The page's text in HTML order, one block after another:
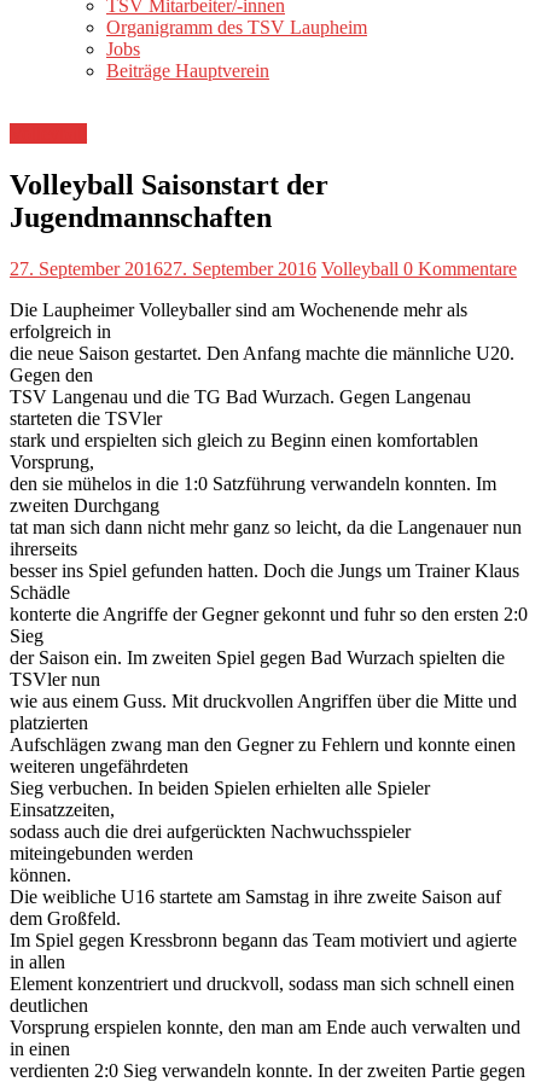
TSV Mitarbeiter/-innen
Organigramm des TSV Laupheim
Jobs
Beiträge Hauptverein
Volleyball Saisonstart der
Jugendmannschaften
27. September 201627. September 2016 Volleyball 0 Kommentare
Die Laupheimer Volleyballer sind am Wochenende mehr als
erfolgreich in
die neue Saison gestartet. Den Anfang machte die männliche U20.
Gegen den
TSV Langenau und die TG Bad Wurzach. Gegen Langenau
starteten die TSVler
stark und erspielten sich gleich zu Beginn einen komfortablen
Vorsprung,
den sie mühelos in die 1:0 Satzführung verwandeln konnten. Im
zweiten Durchgang
tat man sich dann nicht mehr ganz so leicht, da die Langenauer nun
ihrerseits
besser ins Spiel gefunden hatten. Doch die Jungs um Trainer Klaus
Schädle
konterte die Angriffe der Gegner gekonnt und fuhr so den ersten 2:0
Sieg
der Saison ein. Im zweiten Spiel gegen Bad Wurzach spielten die
TSVler nun
wie aus einem Guss. Mit druckvollen Angriffen über die Mitte und
platzierten
Aufschlägen zwang man den Gegner zu Fehlern und konnte einen
weiteren ungefährdeten
Sieg verbuchen. In beiden Spielen erhielten alle Spieler
Einsatzzeiten,
sodass auch die drei aufgerückten Nachwuchsspieler
miteingebunden werden
können.
Die weibliche U16 startete am Samstag in ihre zweite Saison auf
dem Großfeld.
Im Spiel gegen Kressbronn begann das Team motiviert und agierte
in allen
Element konzentriert und druckvoll, sodass man sich schnell einen
deutlichen
Vorsprung erspielen konnte, den man am Ende auch verwalten und
in einen
verdienten 2:0 Sieg verwandeln konnte. In der zweiten Partie gegen